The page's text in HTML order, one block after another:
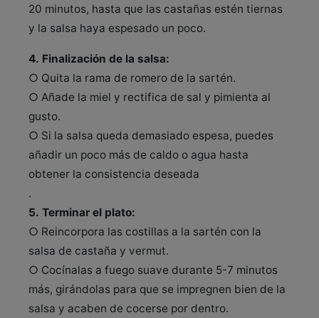
20 minutos, hasta que las castañas estén tiernas
y la salsa haya espesado un poco.
4. Finalización de la salsa:
○ Quita la rama de romero de la sartén.
○ Añade la miel y rectifica de sal y pimienta al
gusto.
○ Si la salsa queda demasiado espesa, puedes
añadir un poco más de caldo o agua hasta
obtener la consistencia deseada
.
5. Terminar el plato:
○ Reincorpora las costillas a la sartén con la
salsa de castaña y vermut.
○ Cocínalas a fuego suave durante 5-7 minutos
más, girándolas para que se impregnen bien de la
salsa y acaben de cocerse por dentro.